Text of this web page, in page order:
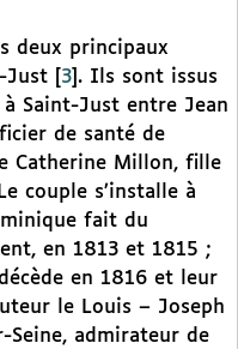
deux principaux
Just
3 . Ils sont issus
Saint-Just entre Jean
de santé de
Catherine Millon, fille
couple s’installe à
fait du
en 1813 et 1815 ;
en 1816 et leur
le Louis – Joseph
Seine, admirateur de